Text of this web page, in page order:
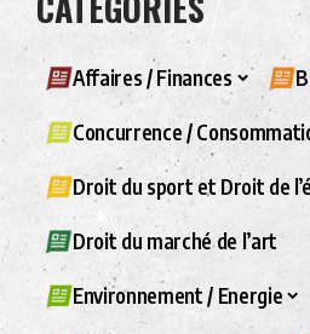
Affaires / Finances
Concurrence /
Droit du sport et Droit de
Droit du marché de l’art
Environnement / Energie